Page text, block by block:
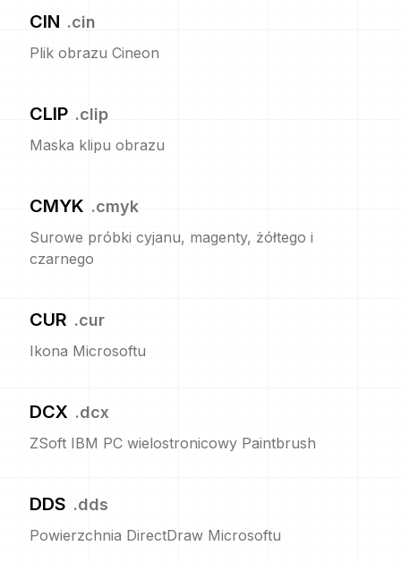
CIN .cin
Plik obrazu Cineon
CLIP .clip
Maska klipu obrazu
CMYK .cmyk
Surowe próbki cyjanu, magenty, żółtego i
czarnego
CUR .cur
Ikona Microsoftu
DCX .dcx
ZSoft IBM PC wielostronicowy Paintbrush
DDS .dds
Powierzchnia DirectDraw Microsoftu